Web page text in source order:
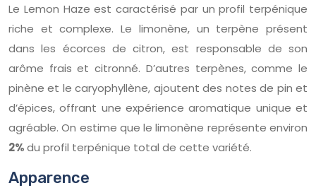
Le Lemon Haze est caractérisé par un profil terpénique
riche et complexe. Le limonène, un terpène présent
dans les écorces de citron, est responsable de son
arôme frais et citronné. D’autres terpènes, comme le
pinène et le caryophyllène, ajoutent des notes de pin et
d’épices, offrant une expérience aromatique unique et
agréable. On estime que le limonène représente environ
2%du profil terpénique total de cette variété.
Apparence